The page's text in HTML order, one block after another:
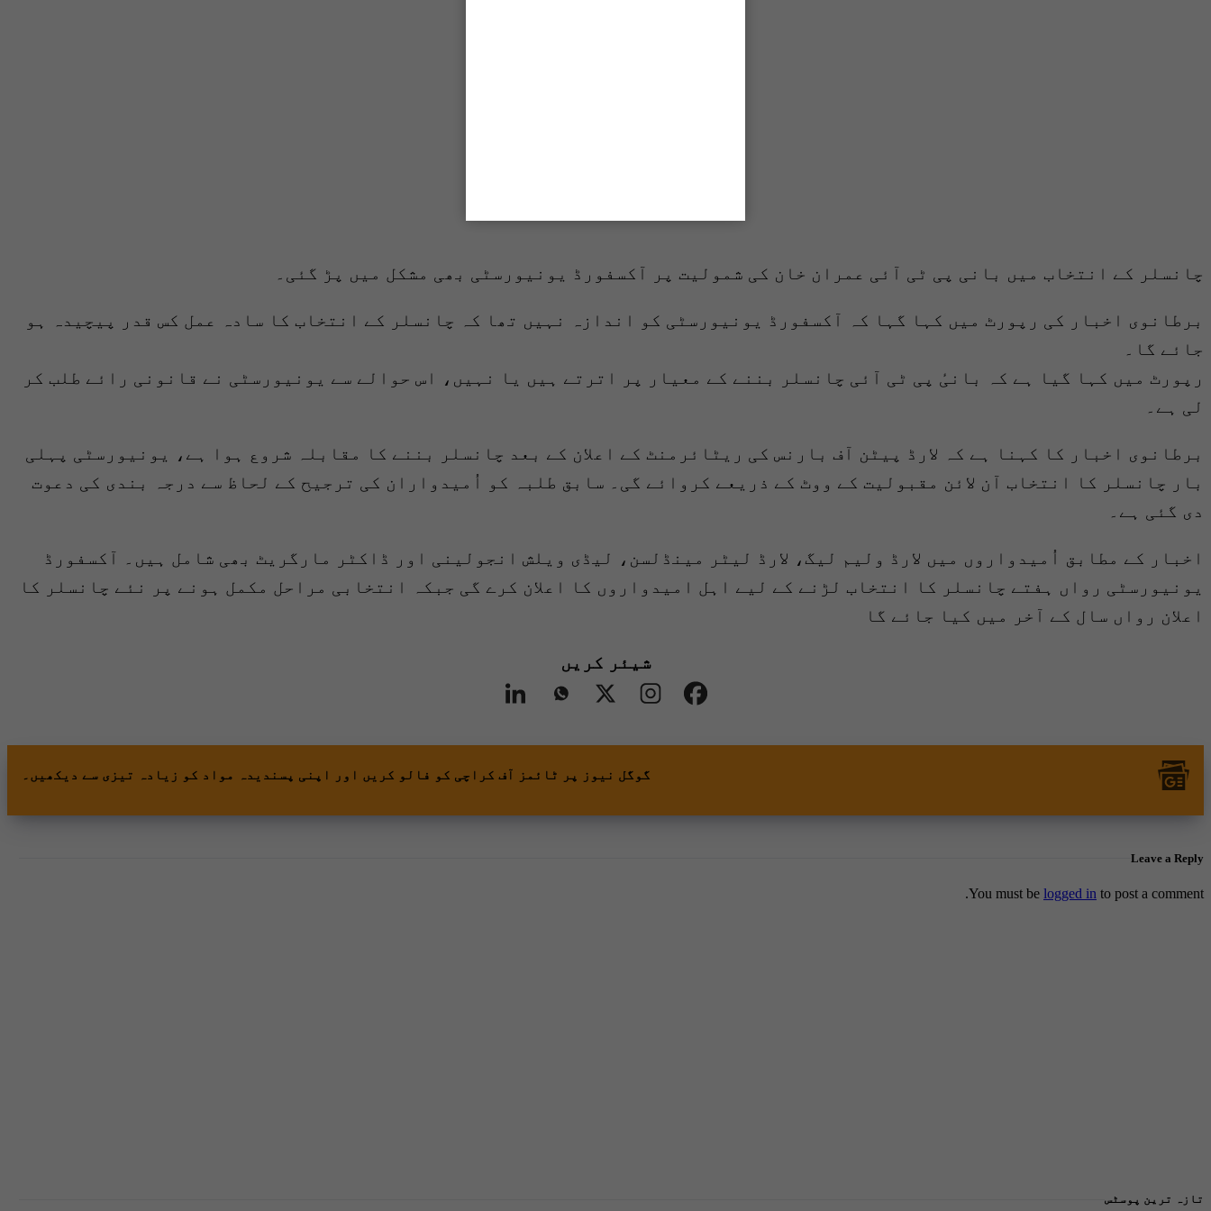
چانسلر کے انتخاب میں بانی پی ٹی آئی عمران خان کی شمولیت پر آکسفورڈ یونیورسٹی بھی مشکل میں پڑ گئی۔
برطانوی اخبار کی رپورٹ میں کہا گہا کہ آکسفورڈ یونیورسٹی کو اندازہ نہیں تھا کہ چانسلر کے انتخاب کا سادہ عمل کس قدر پیچیدہ ہو
جائے گا۔
رپورٹ میں کہا گیا ہے کہ بانیٔ پی ٹی آئی چانسلر بننے کے معیار پر اترتے ہیں یا نہیں، اس حوالے سے یونیورسٹی نے قانونی رائے طلب کر
لی ہے۔
برطانوی اخبار کا کہنا ہے کہ لارڈ پیٹن آف بارنس کی ریٹائرمنٹ کے اعلان کے بعد چانسلر بننے کا مقابلہ شروع ہوا ہے، یونیورسٹی پہلی
بار چانسلر کا انتخاب آن لائن مقبولیت کے ووٹ کے ذریعے کروائے گی۔ سابق طلبہ کو اُمیدواران کی ترجیح کے لحاظ سے درجہ بندی کی دعوت
دی گئی ہے۔
اخبار کے مطابق اُمیدواروں میں لارڈ ولیم لیگ، لارڈ لیٹر مینڈلسن، لیڈی ویلش انجولینی اور ڈاکٹر مارگریٹ بھی شامل ہیں۔ آکسفورڈ
یونیورسٹی رواں ہفتے چانسلر کا انتخاب لڑنے کے لیے اہل امیدواروں کا اعلان کرے گی جبکہ انتخابی مراحل مکمل ہونے پر نئے چانسلر کا
اعلان رواں سال کے آخر میں کیا جائے گا
شیئر کریں
گوگل نیوز پر ٹائمز آف کراچی کو فالو کریں اور اپنی پسندیدہ مواد کو زیادہ تیزی سے دیکھیں۔
Leave a Reply
You must be logged in to post a comment.
تازہ ترین پوسٹس